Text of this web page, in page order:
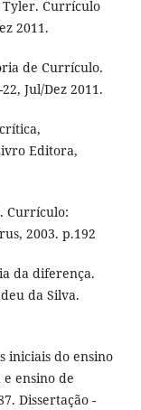
Tyler. Currículo
2011.
de Currículo.
Jul/Dez 2011.
Editora,
Currículo:
2003. p.192
da diferença.
da Silva.
iniciais do ensino
ensino de
Dissertação -